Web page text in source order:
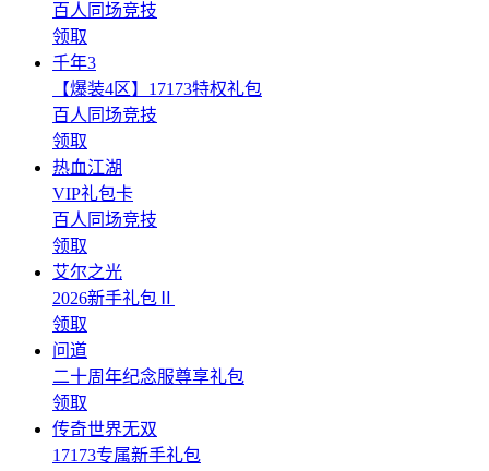
百人同场竞技
领取
千年3
【爆装4区】17173特权礼包
百人同场竞技
领取
热血江湖
VIP礼包卡
百人同场竞技
领取
艾尔之光
2026新手礼包Ⅱ
领取
问道
二十周年纪念服尊享礼包
领取
传奇世界无双
17173专属新手礼包